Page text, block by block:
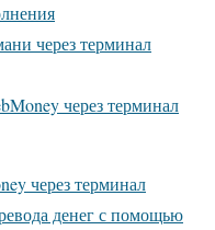
через терминал
через терминал
через терминал
денег с помощью